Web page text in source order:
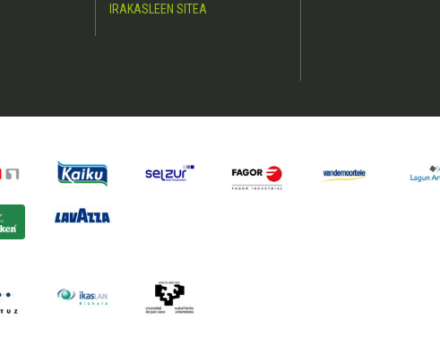
IRAKASLEEN SITEA